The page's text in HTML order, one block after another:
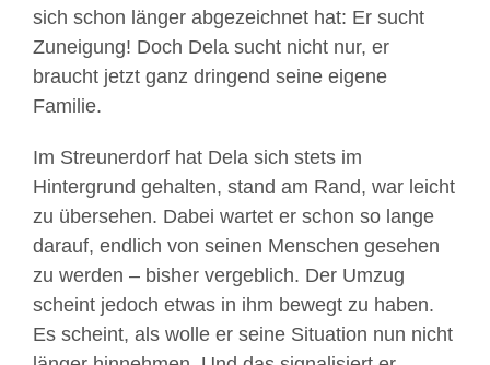
sich schon länger abgezeichnet hat: Er sucht
Zuneigung! Doch Dela sucht nicht nur, er
braucht jetzt ganz dringend seine eigene
Familie.
Im Streunerdorf hat Dela sich stets im
Hintergrund gehalten, stand am Rand, war leicht
zu übersehen. Dabei wartet er schon so lange
darauf, endlich von seinen Menschen gesehen
zu werden – bisher vergeblich. Der Umzug
scheint jedoch etwas in ihm bewegt zu haben.
Es scheint, als wolle er seine Situation nun nicht